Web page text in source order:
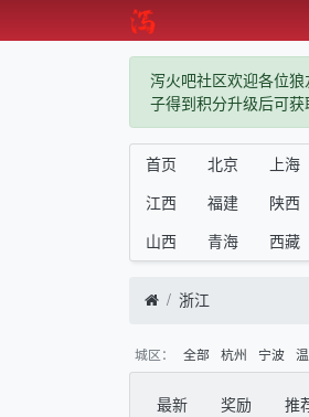
泻火吧社区欢迎各位
子得到积分升级后可获
首页 北京 上海
江西
福建 陕西
山西
青海 西藏
浙江
城区： 全部 杭州 宁波
最新 奖励 推